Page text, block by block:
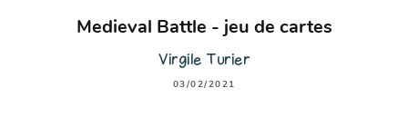
Medieval Battle - jeu de cartes
Virgile Turier
03/02/2021